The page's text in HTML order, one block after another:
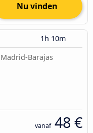
Nu vinden
1h 10m
Barajas
vanaf 48 €